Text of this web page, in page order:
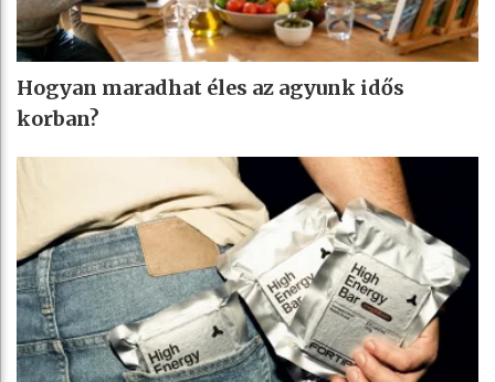
Hogyan maradhat éles az agyunk idős
korban?